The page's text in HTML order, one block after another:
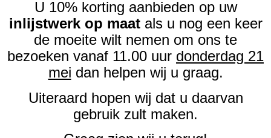
U 10% korting aanbieden op uw
inlijstwerk op maatals u nog een keer
de moeite wilt nemen om ons te
bezoeken vanaf 11.00 uur donderdag 21
mei dan helpen wij u graag.
Uiteraard hopen wij dat u daarvan
gebruik zult maken.